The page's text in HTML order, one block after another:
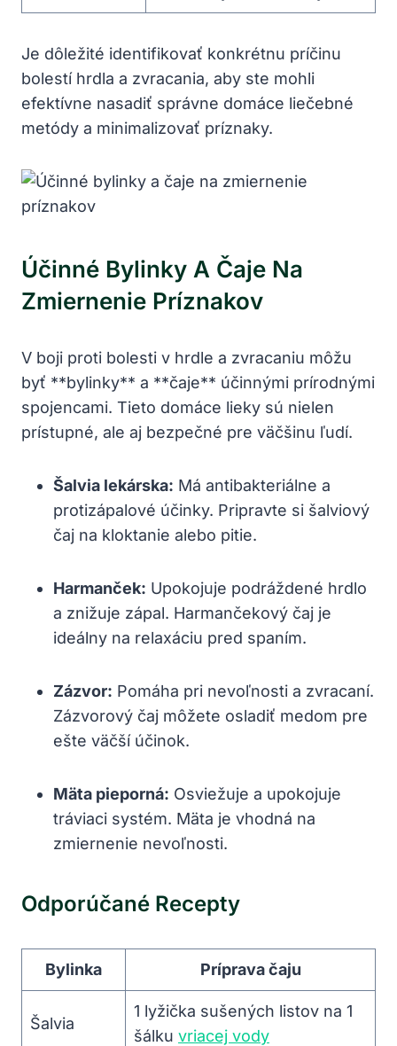
Je dôležité identifikovať konkrétnu príčinu
bolestí hrdla a zvracania, aby ste mohli
efektívne nasadiť správne domáce liečebné
metódy a minimalizovať príznaky.
Účinné Bylinky A Čaje Na
Zmiernenie Príznakov
V boji proti bolesti v hrdle a zvracaniu môžu
byť **bylinky** a **čaje** účinnými prírodnými
spojencami. Tieto domáce lieky sú nielen
prístupné, ale aj bezpečné pre väčšinu ľudí.
Šalvia lekárska: Má antibakteriálne a
protizápalové účinky. Pripravte si šalviový
čaj na kloktanie alebo pitie.
Harmanček: Upokojuje podráždené hrdlo
a znižuje zápal. Harmančekový čaj je
ideálny na relaxáciu pred spaním.
Zázvor: Pomáha pri nevoľnosti a zvracaní.
Zázvorový čaj môžete osladiť medom pre
ešte väčší účinok.
Mäta pieporná: Osviežuje a upokojuje
tráviaci systém. Mäta je vhodná na
zmiernenie nevoľnosti.
Odporúčané Recepty
Bylinka Príprava čaju
Šalvia
1 lyžička sušených listov na 1
šálku vriacej vody